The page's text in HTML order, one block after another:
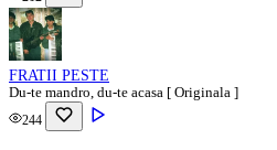
FRATII PESTE
Du-te mandro, du-te acasa [ Originala ]
244